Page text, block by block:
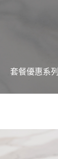
套餐優惠系列